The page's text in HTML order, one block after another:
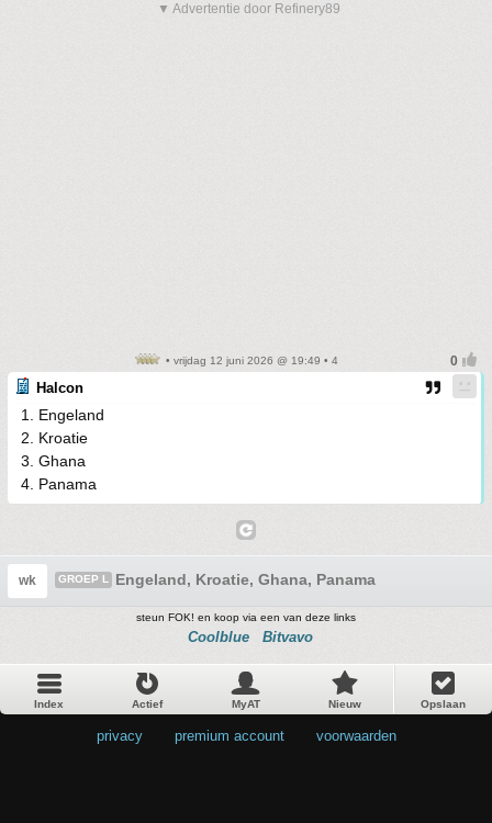
▼ Advertentie door Refinery89
• vrijdag 12 juni 2026 @ 19:49 • 4
Halcon
1. Engeland
2. Kroatie
3. Ghana
4. Panama
wk GROEP L Engeland, Kroatie, Ghana, Panama
steun FOK! en koop via een van deze links
Coolblue Bitvavo
Index Actief MyAT Nieuw Opslaan
privacy premium account voorwaarden